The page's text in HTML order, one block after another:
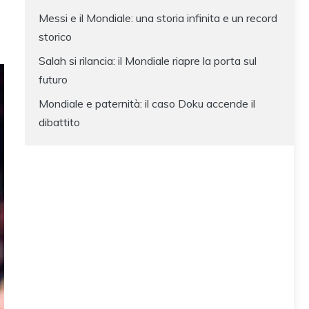
Messi e il Mondiale: una storia infinita e un record
storico
Salah si rilancia: il Mondiale riapre la porta sul
futuro
Mondiale e paternità: il caso Doku accende il
dibattito